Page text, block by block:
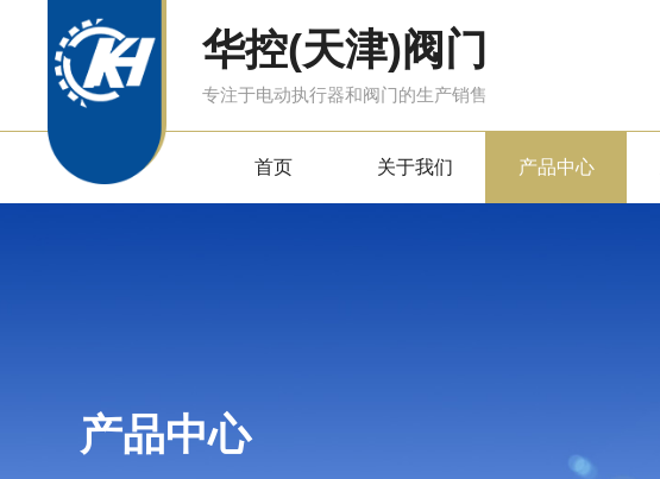
华控(天津)阀门
专注于电动执行器和阀门的生产销售
首页 关于我们 产品中心
产品中心